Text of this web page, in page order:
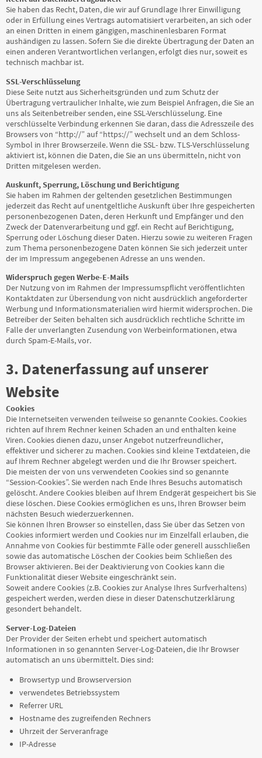
Sie haben das Recht, Daten, die wir auf Grundlage Ihrer Einwilligung
oder in Erfüllung eines Vertrags automatisiert verarbeiten, an sich oder
an einen Dritten in einem gängigen, maschinenlesbaren Format
aushändigen zu lassen. Sofern Sie die direkte Übertragung der Daten an
einen anderen Verantwortlichen verlangen, erfolgt dies nur, soweit es
technisch machbar ist.
SSL-Verschlüsselung
Diese Seite nutzt aus Sicherheitsgründen und zum Schutz der
Übertragung vertraulicher Inhalte, wie zum Beispiel Anfragen, die Sie an
uns als Seitenbetreiber senden, eine SSL-Verschlüsselung. Eine
verschlüsselte Verbindung erkennen Sie daran, dass die Adresszeile des
Browsers von “http://” auf “https://” wechselt und an dem Schloss-
Symbol in Ihrer Browserzeile. Wenn die SSL- bzw. TLS-Verschlüsselung
aktiviert ist, können die Daten, die Sie an uns übermitteln, nicht von
Dritten mitgelesen werden.
Auskunft, Sperrung, Löschung und Berichtigung
Sie haben im Rahmen der geltenden gesetzlichen Bestimmungen
jederzeit das Recht auf unentgeltliche Auskunft über Ihre gespeicherten
personenbezogenen Daten, deren Herkunft und Empfänger und den
Zweck der Datenverarbeitung und ggf. ein Recht auf Berichtigung,
Sperrung oder Löschung dieser Daten. Hierzu sowie zu weiteren Fragen
zum Thema personenbezogene Daten können Sie sich jederzeit unter
der im Impressum angegebenen Adresse an uns wenden.
Widerspruch gegen Werbe-E-Mails
Der Nutzung von im Rahmen der Impressumspflicht veröffentlichten
Kontaktdaten zur Übersendung von nicht ausdrücklich angeforderter
Werbung und Informationsmaterialien wird hiermit widersprochen. Die
Betreiber der Seiten behalten sich ausdrücklich rechtliche Schritte im
Falle der unverlangten Zusendung von Werbeinformationen, etwa
durch Spam-E-Mails, vor.
3. Datenerfassung auf unserer
Website
Cookies
Die Internetseiten verwenden teilweise so genannte Cookies. Cookies
richten auf Ihrem Rechner keinen Schaden an und enthalten keine
Viren. Cookies dienen dazu, unser Angebot nutzerfreundlicher,
effektiver und sicherer zu machen. Cookies sind kleine Textdateien, die
auf Ihrem Rechner abgelegt werden und die Ihr Browser speichert.
Die meisten der von uns verwendeten Cookies sind so genannte
“Session-Cookies”. Sie werden nach Ende Ihres Besuchs automatisch
gelöscht. Andere Cookies bleiben auf Ihrem Endgerät gespeichert bis Sie
diese löschen. Diese Cookies ermöglichen es uns, Ihren Browser beim
nächsten Besuch wiederzuerkennen.
Sie können Ihren Browser so einstellen, dass Sie über das Setzen von
Cookies informiert werden und Cookies nur im Einzelfall erlauben, die
Annahme von Cookies für bestimmte Fälle oder generell ausschließen
sowie das automatische Löschen der Cookies beim Schließen des
Browser aktivieren. Bei der Deaktivierung von Cookies kann die
Funktionalität dieser Website eingeschränkt sein.
Soweit andere Cookies (z.B. Cookies zur Analyse Ihres Surfverhaltens)
gespeichert werden, werden diese in dieser Datenschutzerklärung
gesondert behandelt.
Server-Log-Dateien
Der Provider der Seiten erhebt und speichert automatisch
Informationen in so genannten Server-Log-Dateien, die Ihr Browser
automatisch an uns übermittelt. Dies sind:
Browsertyp und Browserversion
verwendetes Betriebssystem
Referrer URL
Hostname des zugreifenden Rechners
Uhrzeit der Serveranfrage
IP-Adresse